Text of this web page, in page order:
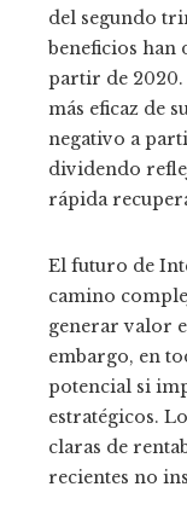
del segundo
beneficios han
partir de 2020.
más eficaz de
negativo a
dividendo
rápida
El futuro de
camino
generar valor
embargo, en
potencial si
estratégicos.
claras de
recientes no